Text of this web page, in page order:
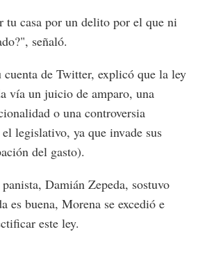
tu casa por un delito por el que ni
señaló.
cuenta de Twitter, explicó que la ley
vía un juicio de amparo, una
o una controversia
legislativo, ya que invade sus
del gasto).
Damián Zepeda, sostuvo
es buena, Morena se excedió e
este ley.